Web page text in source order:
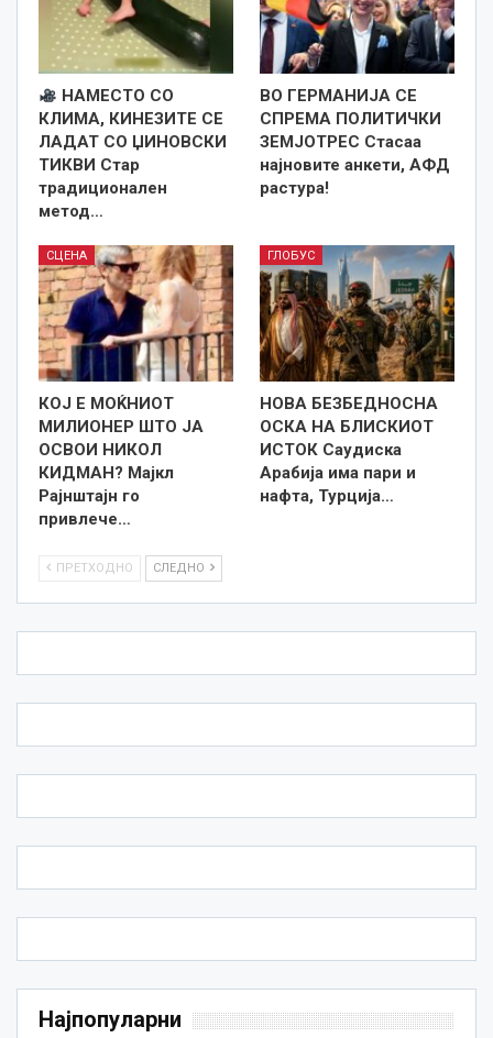
НАМЕСТО СО
КЛИМА, КИНЕЗИТЕ СЕ
ЛАДАТ СО ЏИНОВСКИ
ТИКВИ Стар
традиционален
метод…
ВО ГЕРМАНИЈА СЕ
СПРЕМА ПОЛИТИЧКИ
ЗЕМЈОТРЕС Стасаа
најновите анкети, АФД
растура!
СЦЕНА
КОЈ Е МОЌНИОТ
МИЛИОНЕР ШТО ЈА
ОСВОИ НИКОЛ
КИДМАН? Мајкл
Рајнштајн го
привлече…
ГЛОБУС
НОВА БЕЗБЕДНОСНА
ОСКА НА БЛИСКИОТ
ИСТОК Саудиска
Арабија има пари и
нафта, Турција…
ПРЕТХОДНО СЛЕДНО
Најпопуларни